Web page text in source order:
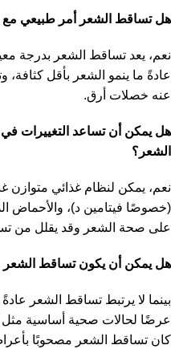
هل تساقط الشعر أمر طبيعي مع
نعم، يعد تساقط الشعر بدرجة
عادةً ما ينمو الشعر بأقل
عنه خصلات أرق.
هل يمكن أن تساعد التغييرات
الشعر؟
نعم، يمكن لنظام غذائي متوازن
على صحة الشعر وقد يقلل من
هل يمكن أن يكون تساقط الشعر
بينما لا يرتبط تساقط الشعر
عرضًا لحالات صحية أساسية مثل
كان تساقط الشعر مصحوبًا